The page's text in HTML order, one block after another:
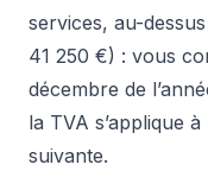
services, au-
41 250 €) : vous
décembre de
la TVA s’applique
suivante.